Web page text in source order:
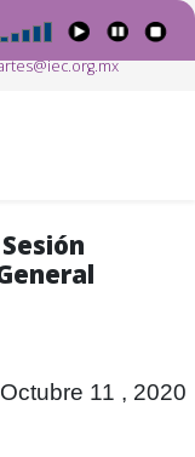
Octubre 11 , 2020